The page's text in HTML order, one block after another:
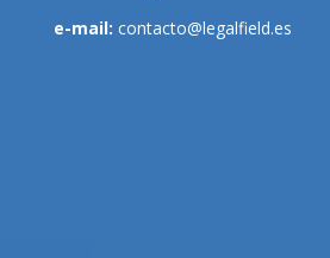
e-mail: contacto@legalfield.es